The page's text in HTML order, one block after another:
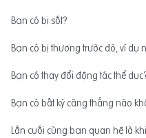
Bạn có bị sốt?
Bạn có bị thương trước đó, ví dụ
Bạn có thay đổi động tác thể
Bạn có bất kỳ căng thẳng nào
Lần cuối cùng bạn quan hệ là